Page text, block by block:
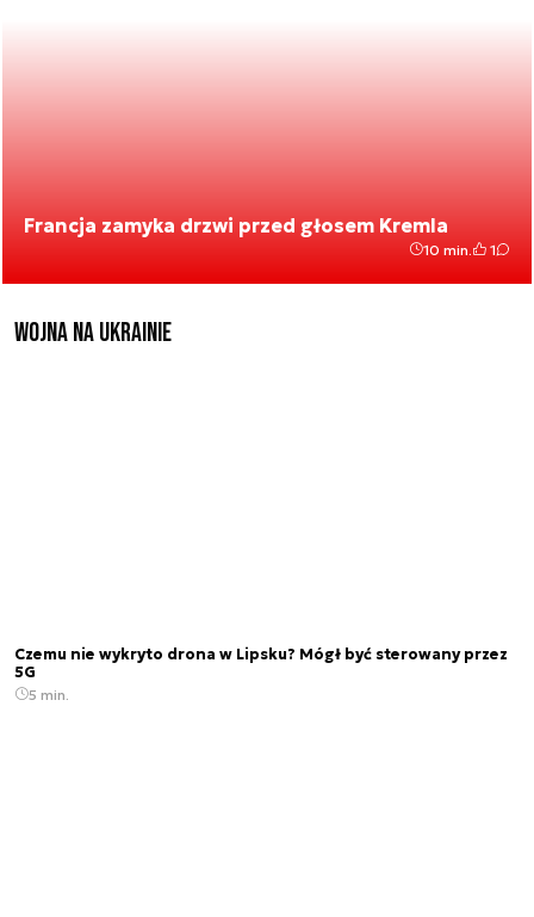
Francja zamyka drzwi przed głosem Kremla
10 min. 1
Wojna na Ukrainie
Czemu nie wykryto drona w Lipsku? Mógł być sterowany przez
5G
5 min.